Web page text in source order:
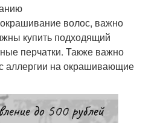
волос, важно
купить подходящий
перчатки. Также важно
аллергии на окрашивающие